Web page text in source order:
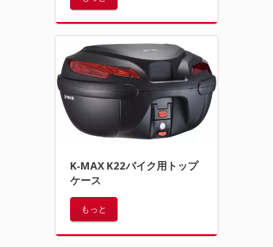
K-MAX K22バイク用トップ
ケース
もっと